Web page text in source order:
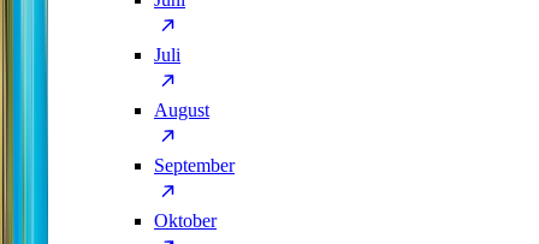
Juli
August
September
Oktober